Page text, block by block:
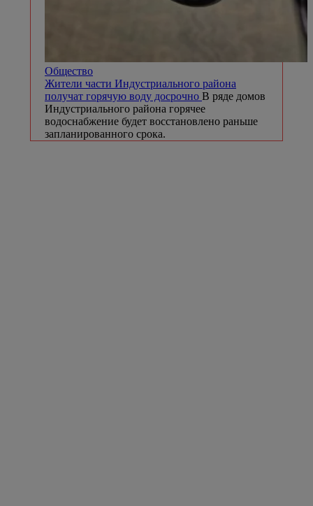
Общество
Жители части Индустриального района
получат горячую воду досрочно В ряде домов
Индустриального района горячее
водоснабжение будет восстановлено раньше
запланированного срока.